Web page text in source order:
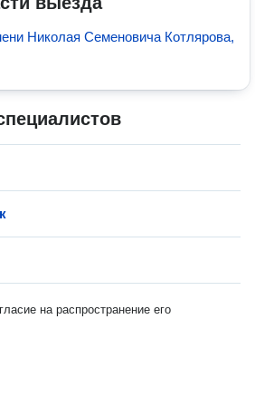
Николая Семеновича Котлярова,
на распространение его